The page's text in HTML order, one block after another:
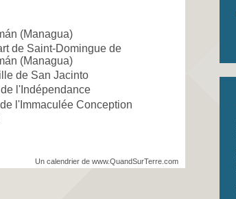
(Managua)
de Saint-Domingue de
(Managua)
de San Jacinto
l'Indépendance
l'Immaculée Conception
Un calendrier de www.QuandSurTerre.com